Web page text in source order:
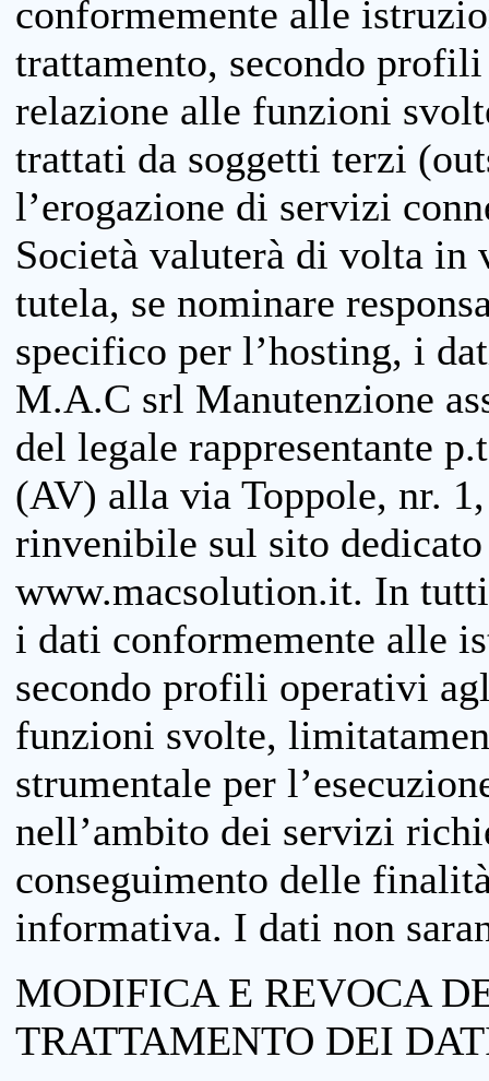
conformemente alle
trattamento, secondo
relazione alle funzioni
trattati da soggetti terzi
l’erogazione di servizi
Società valuterà di volta in
tutela, se nominare
specifico per l’hosting, i
M.A.C srl Manutenzione
del legale rappresentante
(AV) alla via Toppole, nr.
rinvenibile sul sito
www.macsolution.it. In
i dati conformemente alle
secondo profili operativi
funzioni svolte,
strumentale per
nell’ambito dei servizi
conseguimento delle
informativa. I dati non
MODIFICA E REVOCA
TRATTAMENTO DEI